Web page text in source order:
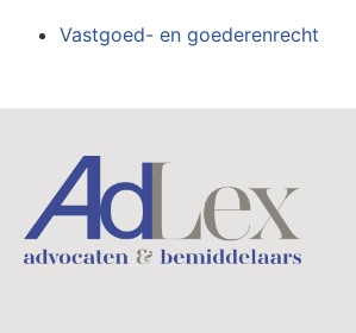
Vastgoed- en goederenrecht